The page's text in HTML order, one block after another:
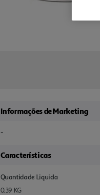
Informações de Marketing
-
Características
Quantidade Liquida
0.39 KG